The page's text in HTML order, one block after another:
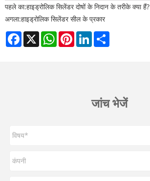
पहले का:हाइड्रोलिक सिलेंडर दोषों के निदान के तरीके क्या हैं?
अगला:हाइड्रोलिक सिलेंडर सील के प्रकार
Facebook
X WhatsAppPinterestLinkedIn
जांच भेजें